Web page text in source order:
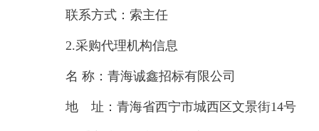
联系方式：索主任
2.采购代理机构信息
名 称：青海诚鑫招标有
地 址：青海省西宁市城西